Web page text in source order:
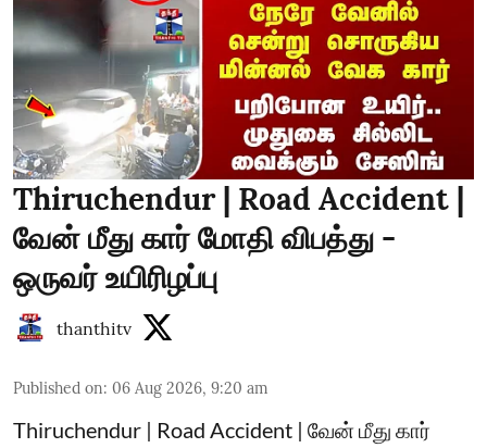
Thiruchendur | Road Accident |
வேன் மீது கார் மோதி விபத்து -
ஒருவர் உயிரிழப்பு
thanthitv
Published on: 06 Aug 2026, 9:20 am
Thiruchendur | Road Accident | வேன் மீது கார்